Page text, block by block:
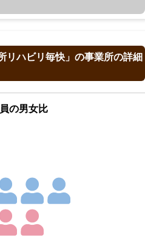
リハビリ毎快」の事業所の詳細
の男女比